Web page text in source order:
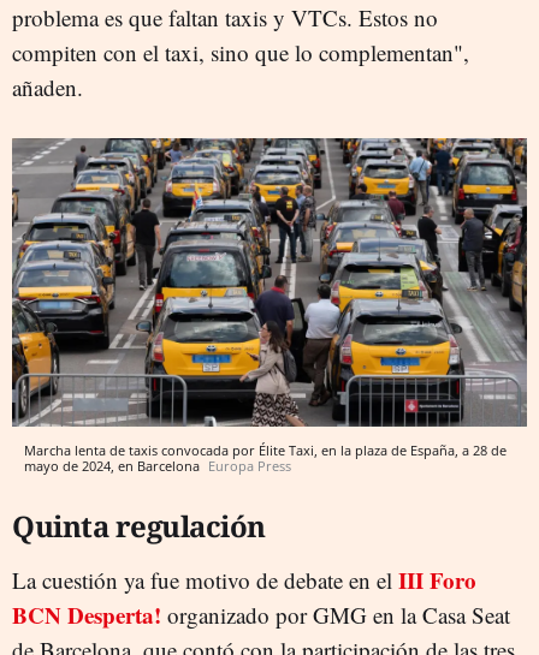
problema es que faltan taxis y VTCs. Estos no
compiten con el taxi, sino que lo complementan",
añaden.
Marcha lenta de taxis convocada por Élite Taxi, en la plaza de España, a 28 de
mayo de 2024, en Barcelona Europa Press
Quinta regulación
La cuestión ya fue motivo de debate en el III Foro
BCN Desperta! organizado por GMG en la Casa Seat